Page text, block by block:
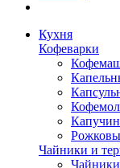
Кухня
Кофеварки
Чайники и
Чайники